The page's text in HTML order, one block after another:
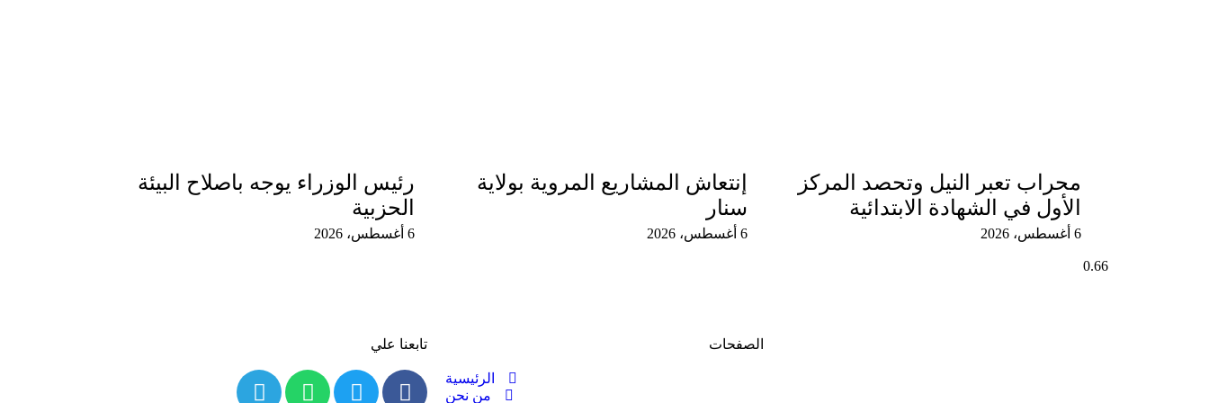
محراب تعبر النيل وتحصد المركز
الأول في الشهادة الابتدائية
6 أغسطس، 2026
إنتعاش المشاريع المروية بولاية
سنار
6 أغسطس، 2026
رئيس الوزراء يوجه باصلاح البيئة
الحزبية
6 أغسطس، 2026
الصفحات
الرئيسية
من نحن
تابعنا علي